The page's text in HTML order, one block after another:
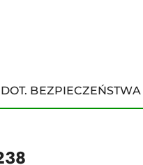
BEZPIECZEŃSTWA